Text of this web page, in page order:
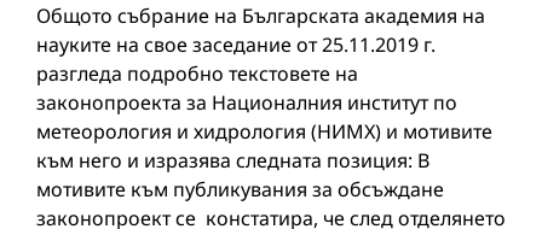
Общото събрание на Българската академия на
науките на свое заседание от 25.11.2019 г.
разгледа подробно текстовете на
законопроекта за Националния институт по
метеорология и хидрология (НИМХ) и мотивите
към него и изразява следната позиция: В
мотивите към публикувания за обсъждане
законопроект се констатира, че след отделянето